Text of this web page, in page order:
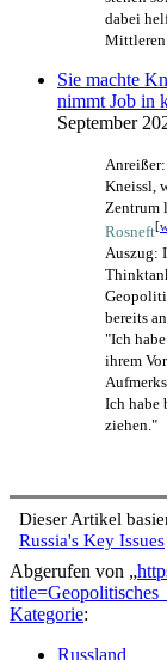
dabei
Mittleren
Sie machte
nimmt Job in
September
Kneissl,
Zentrum
Rosneft[
Auszug:
bereits
"Ich
ihrem
Ich habe
ziehen."
Dieser Artikel
Russia's Key Issues
Abgerufen von „
Kategorie:
Russland